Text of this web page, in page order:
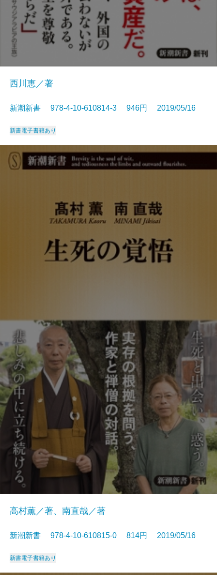
西川恵／著
新潮新書 978-4-10-610814-3 946円 2019/05/16
新書電子書籍あり
高村薫／著、南直哉／著
新潮新書 978-4-10-610815-0 814円 2019/05/16
新書電子書籍あり